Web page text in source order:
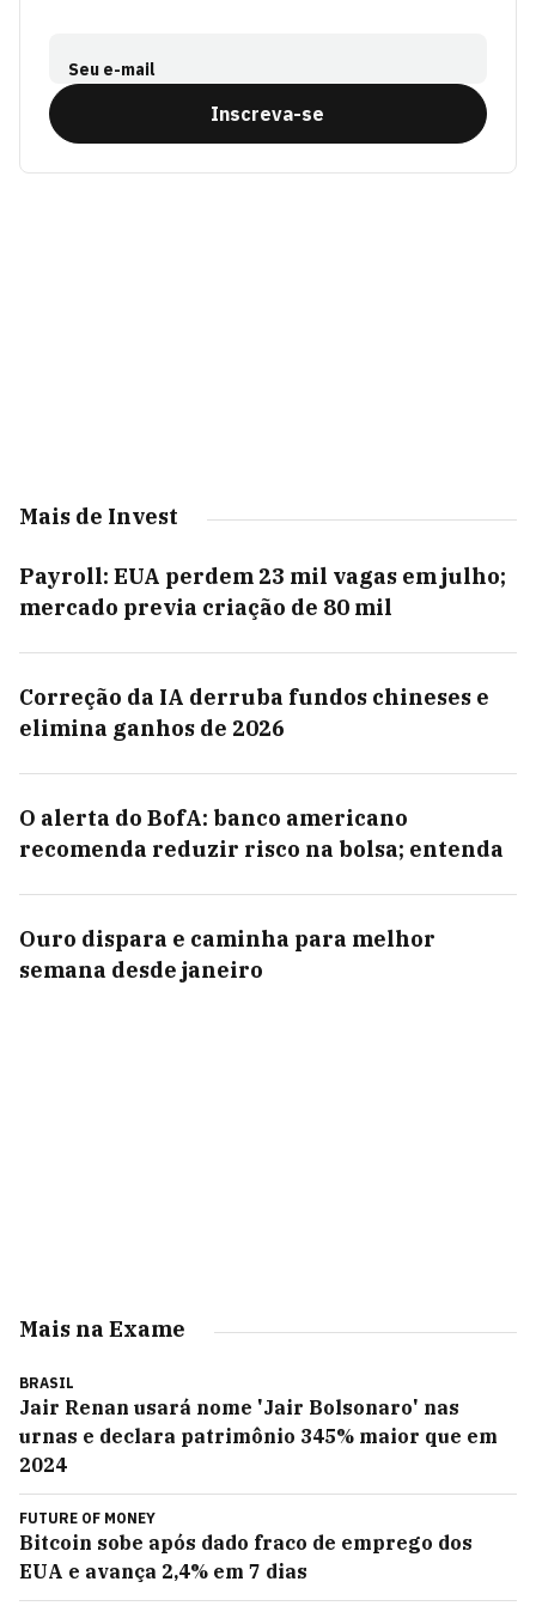
Seu e-mail
Inscreva-se
Mais de Invest
Payroll: EUA perdem 23 mil vagas em julho;
mercado previa criação de 80 mil
Correção da IA derruba fundos chineses e
elimina ganhos de 2026
O alerta do BofA: banco americano
recomenda reduzir risco na bolsa; entenda
Ouro dispara e caminha para melhor
semana desde janeiro
Mais na Exame
BRASIL
Jair Renan usará nome 'Jair Bolsonaro' nas
urnas e declara patrimônio 345% maior que em
2024
FUTURE OF MONEY
Bitcoin sobe após dado fraco de emprego dos
EUA e avança 2,4% em 7 dias